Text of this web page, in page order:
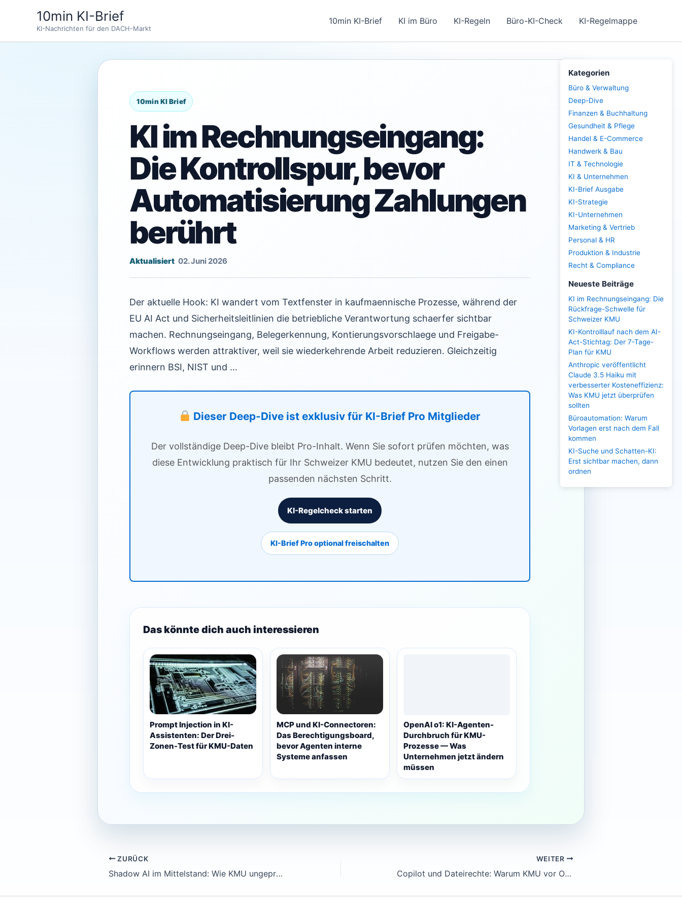
10min KI-Brief
KI-Nachrichten für den DACH-Markt
10min KI-Brief KI im Büro KI-Regeln Büro-KI-Check KI-Regelmappe
KI im Rechnungseingang:
Die Kontrollspur, bevor
Automatisierung Zahlungen
berührt
02. Juni 2026
Der aktuelle Hook: KI wandert vom Textfenster in kaufmaennische Prozesse, während der
EU AI Act und Sicherheitsleitlinien die betriebliche Verantwortung schaerfer sichtbar
machen. Rechnungseingang, Belegerkennung, Kontierungsvorschlaege und Freigabe-
Workflows werden attraktiver, weil sie wiederkehrende Arbeit reduzieren. Gleichzeitig
erinnern BSI, NIST und …
Dieser Deep-Dive ist exklusiv für KI-Brief Pro Mitglieder
Der vollständige Deep-Dive bleibt Pro-Inhalt. Wenn Sie sofort prüfen möchten, was
diese Entwicklung praktisch für Ihr Schweizer KMU bedeutet, nutzen Sie den einen
passenden nächsten Schritt.
KI-Regelcheck starten
KI-Brief Pro optional freischalten
Das könnte dich auch interessieren
Prompt Injection in KI-
Assistenten: Der Drei-
Zonen-Test für KMU-Daten
MCP und KI-Connectoren:
Das Berechtigungsboard,
bevor Agenten interne
Systeme anfassen
OpenAI o1: KI-Agenten-
Durchbruch für KMU-
Prozesse — Was
Unternehmen jetzt ändern
müssen
ZURÜCK
Shadow AI im Mittelstand: Wie KMU ungeprüfte Tools finden, ohne Innovation abzuwürgen
WEITER
Copilot und Dateirechte: Warum KMU vor Office-KI ihre Ablage prüfen müssen
Kategorien
Büro & Verwaltung
Deep-Dive
Finanzen & Buchhaltung
Gesundheit & Pflege
Handel & E-Commerce
Handwerk & Bau
IT & Technologie
KI & Unternehmen
KI-Brief Ausgabe
KI-Strategie
KI-Unternehmen
Marketing & Vertrieb
Personal & HR
Produktion & Industrie
Recht & Compliance
Neueste Beiträge
KI im Rechnungseingang: Die
Rückfrage-Schwelle für
Schweizer KMU
KI-Kontrolllauf nach dem AI-
Act-Stichtag: Der 7-Tage-
Plan für KMU
Anthropic veröffentlicht
Claude 3.5 Haiku mit
verbesserter Kosteneffizienz:
Was KMU jetzt überprüfen
sollten
Büroautomation: Warum
Vorlagen erst nach dem Fall
kommen
KI-Suche und Schatten-KI:
Erst sichtbar machen, dann
ordnen